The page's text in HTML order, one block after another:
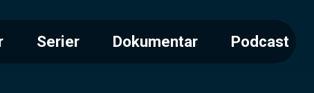
Serier Dokumentar Podcast